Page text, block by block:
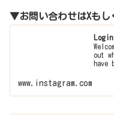
▼お問い合わせはXもし
out
have
www.instagram.com